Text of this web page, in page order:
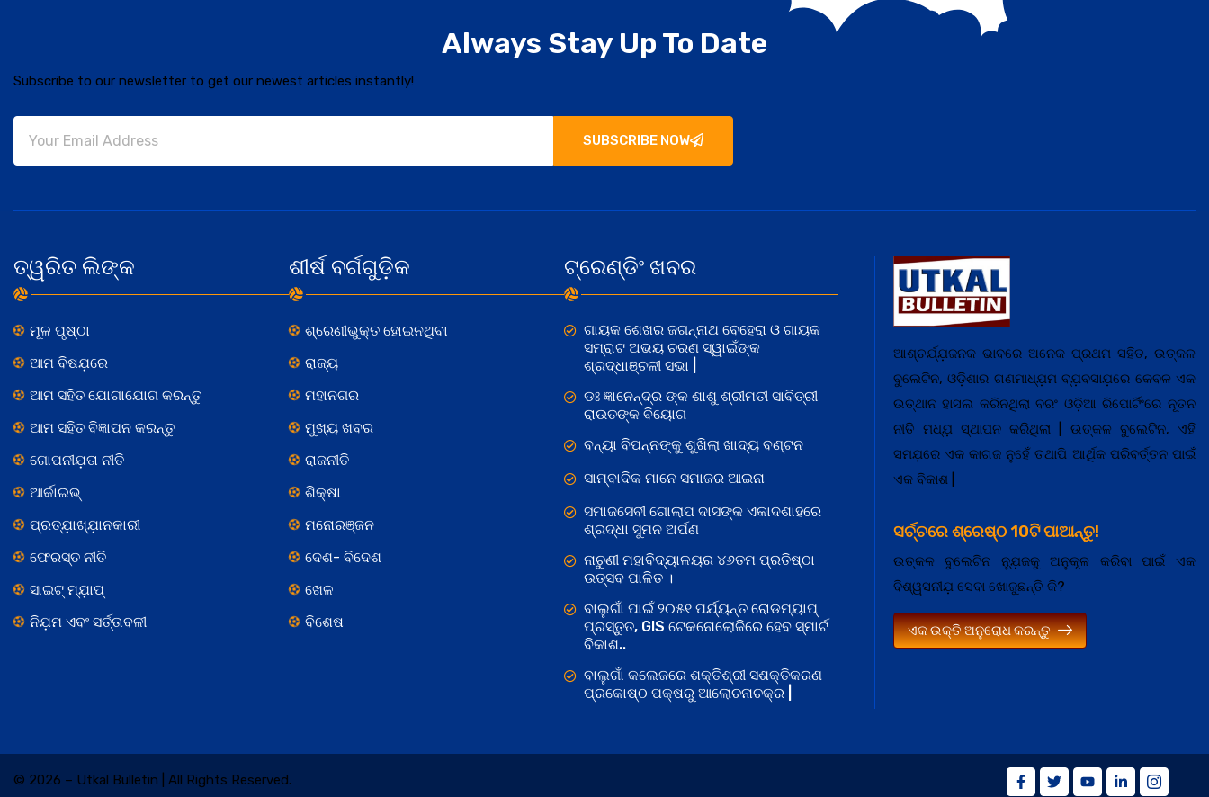
Always Stay Up To Date
Subscribe to our newsletter to get our newest articles instantly!
SUBSCRIBE NOW
ତ୍ୱରିତ ଲିଙ୍କ
ମୂଳ ପୃଷ୍ଠା
ଆମ ବିଷଯ଼ରେ
ଆମ ସହିତ ଯୋଗାଯୋଗ କରନ୍ତୁ
ଆମ ସହିତ ବିଜ୍ଞାପନ କରନ୍ତୁ
ଗୋପନୀଯ଼ତା ନୀତି
ଆର୍କାଇଭ୍
ପ୍ରତ୍ଯ଼ାଖ୍ଯ଼ାନକାରୀ
ଫେରସ୍ତ ନୀତି
ସାଇଟ୍ ମ୍ଯ଼ାପ୍
ନିଯ଼ମ ଏବଂ ସର୍ତ୍ତାବଳୀ
ଶୀର୍ଷ ବର୍ଗଗୁଡ଼ିକ
ଶ୍ରେଣୀଭୁକ୍ତ ହୋଇନଥିବା
ରାଜ୍ୟ
ମହାନଗର
ମୁଖ୍ୟ ଖବର
ରାଜନୀତି
ଶିକ୍ଷା
ମନୋରଞ୍ଜନ
ଦେଶ- ବିଦେଶ
ଖେଳ
ବିଶେଷ
ଟ୍ରେଣ୍ଡିଂ ଖବର
ଗାୟକ ଶେଖର ଜଗନ୍ନାଥ ବେହେରା ଓ ଗାୟକ
ସମ୍ରାଟ ଅଭୟ ଚରଣ ସ୍ୱାଇଁଙ୍କ
ଶ୍ରଦ୍ଧାଞ୍ଚଳୀ ସଭା |
ଡଃ ଜ୍ଞାନେନ୍ଦ୍ର ଙ୍କ ଶାଶୁ ଶ୍ରୀମତୀ ସାବିତ୍ରୀ
ରାଉତଙ୍କ ବିୟୋଗ
ବନ୍ୟା ବିପନ୍ନଙ୍କୁ ଶୁଖିଲା ଖାଦ୍ୟ ବଣ୍ଟନ
ସାମ୍ବାଦିକ ମାନେ ସମାଜର ଆଇନା
ସମାଜସେବୀ ଗୋଲାପ ଦାସଙ୍କ ଏକାଦଶାହରେ
ଶ୍ରଦ୍ଧା ସୁମନ ଅର୍ପଣ
ନାଚୁଣୀ ମହାବିଦ୍ୟାଳୟର ୪୬ତମ ପ୍ରତିଷ୍ଠା
ଉତ୍ସବ ପାଳିତ ।
ବାଲୁଗାଁ ପାଇଁ ୨୦୫୧ ପର୍ଯ୍ୟନ୍ତ ରୋଡମ୍ୟାପ୍
ପ୍ରସ୍ତୁତ, GIS ଟେକନୋଲୋଜିରେ ହେବ ସ୍ମାର୍ଟ
ବିକାଶ..
ବାଲୁଗାଁ କଲେଜରେ ଶକ୍ତିଶ୍ରୀ ସଶକ୍ତିକରଣ
ପ୍ରକୋଷ୍ଠ ପକ୍ଷରୁ ଆଲୋଚନାଚକ୍ର |
ଆଶ୍ଚର୍ଯ୍ଯ଼ଜନକ ଭାବରେ ଅନେକ ପ୍ରଥମ ସହିତ, ଉତ୍କଳ
ବୁଲେଟିନ, ଓଡ଼ିଶାର ଗଣମାଧ୍ଯ଼ମ ବ୍ଯ଼ବସାଯ଼ରେ କେବଳ ଏକ
ଉତ୍ଥାନ ହାସଲ କରିନଥିଲା ବରଂ ଓଡ଼ିଆ ରିପୋର୍ଟିଂରେ ନୂତନ
ନୀତି ମଧ୍ଯ଼ ସ୍ଥାପନ କରିଥିଲା | ଉତ୍କଳ ବୁଲେଟିନ, ଏହି
ସମଯ଼ରେ ଏକ କାଗଜ ନୁହେଁ ତଥାପି ଆର୍ଥିକ ପରିବର୍ତ୍ତନ ପାଇଁ
ଏକ ବିକାଶ |
ସର୍ଚ୍ଚରେ ଶ୍ରେଷ୍ଠ 10ଟି ପାଆନ୍ତୁ!
ଉତ୍କଳ ବୁଲେଟିନ ନ୍ଯ଼ୁଜକୁ ଅନୁକୂଳ କରିବା ପାଇଁ ଏକ
ବିଶ୍ୱସନୀଯ଼ ସେବା ଖୋଜୁଛନ୍ତି କି?
ଏକ ଉକ୍ତି ଅନୁରୋଧ କରନ୍ତୁ
© 2026 – Utkal Bulletin | All Rights Reserved.